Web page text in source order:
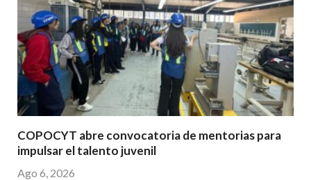
COPOCYT abre convocatoria de mentorias para
impulsar el talento juvenil
Ago 6, 2026